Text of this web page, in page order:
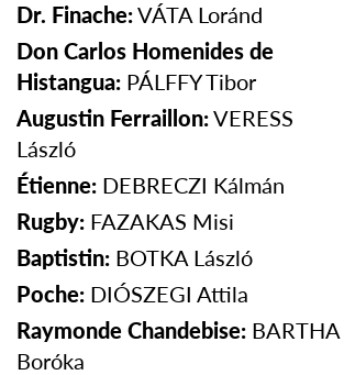
Dr. Finache:VÁTA Loránd
Don Carlos Homenides de
Histangua: PÁLFFYTibor
Augustin Ferraillon:VERESS
László
Étienne: DEBRECZI Kálmán
Rugby: FAZAKAS Misi
Baptistin: BOTKA László
Poche: DIÓSZEGI Attila
Raymonde Chandebise: BARTHA
Boróka